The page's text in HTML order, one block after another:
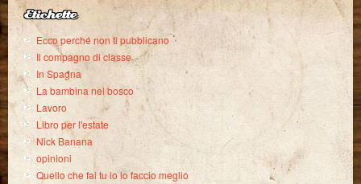
Etichette
Ecco perché non ti pubblicano
Il compagno di classe
In Spagna
La bambina nel bosco
Lavoro
Libro per l'estate
Nick Banana
opinioni
Quello che fai tu io lo faccio meglio